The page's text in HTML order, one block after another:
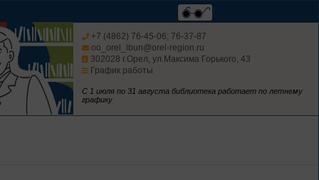
+7 (4862) 76-45-06; 76-37-87
oo_orel_lbun@orel-region.ru
302028 г.Орел, ул.Максима Горького, 43
График работы
С 1 июля по 31 августа библиотека работает по летнему
графику